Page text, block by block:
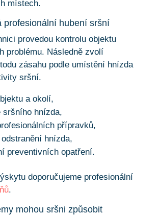
místech.
profesionální hubení sršní
provedou kontrolu objektu
problému. Následně zvolí
zásahu podle umístění hnízda
sršní.
a okolí,
sršního hnízda,
přípravků,
hnízda,
preventivních opatření.
doporučujeme profesionální
.
mohou sršni způsobit